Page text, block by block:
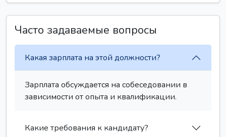
Часто задаваемые вопросы
Какая зарплата на этой должности?
Зарплата обсуждается на собеседовании в
зависимости от опыта и квалификации.
Какие требования к кандидату?